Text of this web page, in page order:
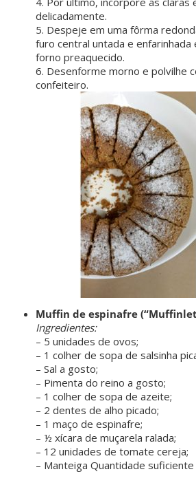
delicadamente.
5. Despeje em uma fôrma
furo central untada e enfarinhada
forno preaquecido.
6. Desenforme morno e polvilhe
confeiteiro.
Muffin de espinafre
Ingredientes:
– 5 unidades de ovos;
– 1 colher de sopa de salsinha
– Sal a gosto;
– Pimenta do reino a gosto;
– 1 colher de sopa de azeite;
– 2 dentes de alho picado;
– 1 maço de espinafre;
– ½ xícara de muçarela ralada;
– 12 unidades de tomate cereja;
– Manteiga Quantidade